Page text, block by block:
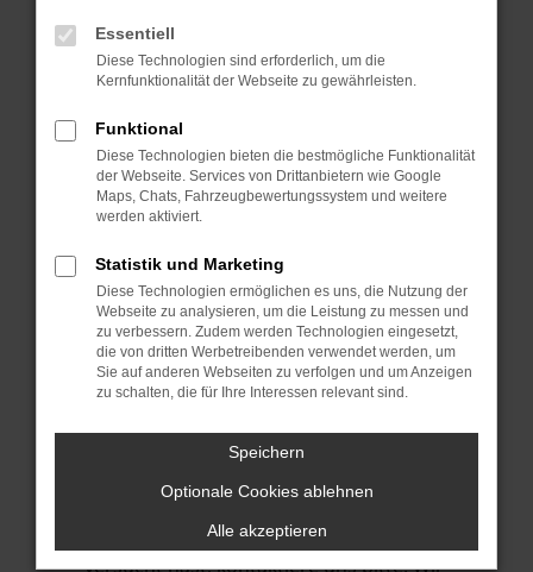
Prüfe deine Browsererweiterungen.
Manche Erweiterungen, wie Werbeblocker,
können das Laden bestimmter Seiten
anderen Browser oder in einem privaten
Fenster?
Starte dein Gerät neu.
vorübergehende Probleme zu beheben.
Stelle sicher, dass dein Browser und dein
Betriebssystem auf dem neuesten Stand
sind.
Veraltete Software birgt nicht nur ein
führen, dass bestimmte Funktionen nicht
Wende dich an den Webseitenbetreiber.
Wenn du alle oben genannten Schritte
versucht hast, kontaktiere uns bitte. Wir
Essentiell
Diese Technologien sind erforderlich, um die
Kernfunktionalität der Webseite zu gewährleisten.
Funktional
Diese Technologien bieten die bestmögliche Funktionalität
der Webseite. Services von Drittanbietern wie Google
Maps, Chats, Fahrzeugbewertungssystem und weitere
werden aktiviert.
Statistik und Marketing
Diese Technologien ermöglichen es uns, die Nutzung der
Webseite zu analysieren, um die Leistung zu messen und
zu verbessern. Zudem werden Technologien eingesetzt,
die von dritten Werbetreibenden verwendet werden, um
Sie auf anderen Webseiten zu verfolgen und um Anzeigen
zu schalten, die für Ihre Interessen relevant sind.
Speichern
Optionale Cookies ablehnen
Alle akzeptieren